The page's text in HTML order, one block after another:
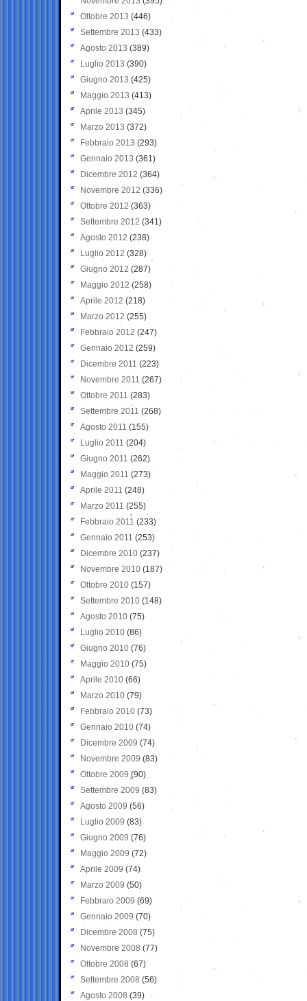
Ottobre 2013 (446)
Settembre 2013 (433)
Agosto 2013 (389)
Luglio 2013 (390)
Giugno 2013 (425)
Maggio 2013 (413)
Aprile 2013 (345)
Marzo 2013 (372)
Febbraio 2013 (293)
Gennaio 2013 (361)
Dicembre 2012 (364)
Novembre 2012 (336)
Ottobre 2012 (363)
Settembre 2012 (341)
Agosto 2012 (238)
Luglio 2012 (328)
Giugno 2012 (287)
Maggio 2012 (258)
Aprile 2012 (218)
Marzo 2012 (255)
Febbraio 2012 (247)
Gennaio 2012 (259)
Dicembre 2011 (223)
Novembre 2011 (267)
Ottobre 2011 (283)
Settembre 2011 (268)
Agosto 2011 (155)
Luglio 2011 (204)
Giugno 2011 (262)
Maggio 2011 (273)
Aprile 2011 (248)
Marzo 2011 (255)
Febbraio 2011 (233)
Gennaio 2011 (253)
Dicembre 2010 (237)
Novembre 2010 (187)
Ottobre 2010 (157)
Settembre 2010 (148)
Agosto 2010 (75)
Luglio 2010 (86)
Giugno 2010 (76)
Maggio 2010 (75)
Aprile 2010 (66)
Marzo 2010 (79)
Febbraio 2010 (73)
Gennaio 2010 (74)
Dicembre 2009 (74)
Novembre 2009 (83)
Ottobre 2009 (90)
Settembre 2009 (83)
Agosto 2009 (56)
Luglio 2009 (83)
Giugno 2009 (76)
Maggio 2009 (72)
Aprile 2009 (74)
Marzo 2009 (50)
Febbraio 2009 (69)
Gennaio 2009 (70)
Dicembre 2008 (75)
Novembre 2008 (77)
Ottobre 2008 (67)
Settembre 2008 (56)
Agosto 2008 (39)